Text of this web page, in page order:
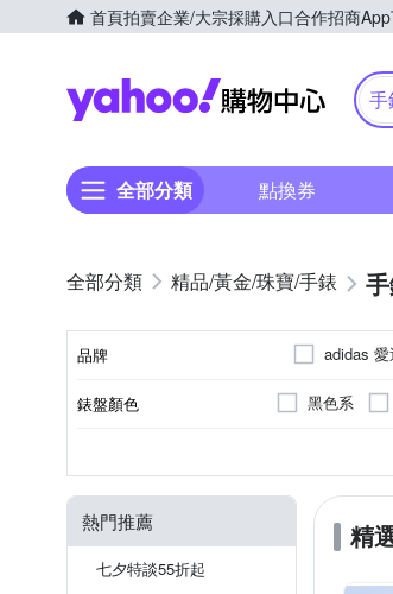
首頁拍賣企業/大宗採購入口合作招商
手
全部分類 點換券
精品/黃金/珠寶/手錶
品牌 adidas 愛
CITIZEN
LEVIS
Roven
錶盤顏色 黑色系
熱門推薦
七夕特談55折起
精